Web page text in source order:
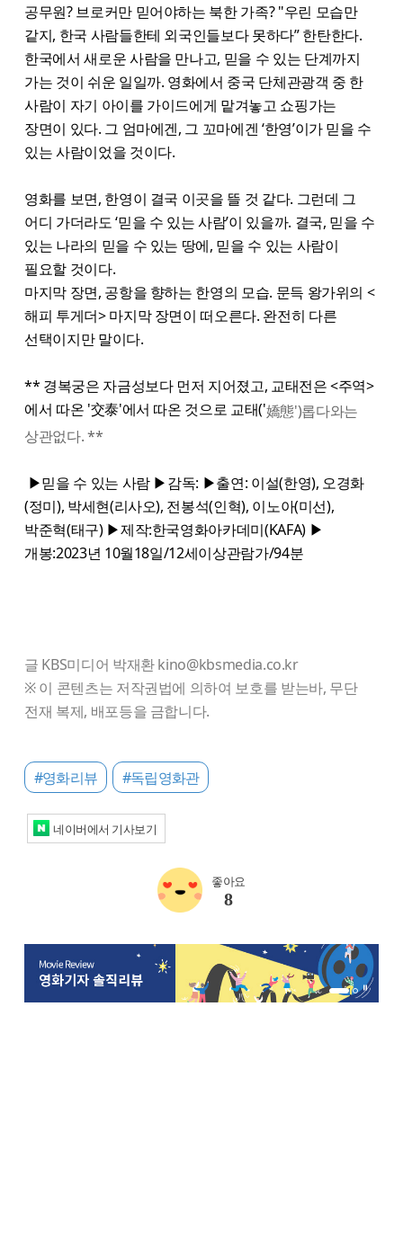
공무원? 브로커만 믿어야하는 북한 가족? "우린 모습만
같지, 한국 사람들한테 외국인들보다 못하다” 한탄한다.
한국에서 새로운 사람을 만나고, 믿을 수 있는 단계까지
가는 것이 쉬운 일일까. 영화에서 중국 단체관광객 중 한
사람이 자기 아이를 가이드에게 맡겨놓고 쇼핑가는
장면이 있다. 그 엄마에겐, 그 꼬마에겐 ‘한영’이가 믿을 수
있는 사람이었을 것이다.
영화를 보면, 한영이 결국 이곳을 뜰 것 같다. 그런데 그
어디 가더라도 ‘믿을 수 있는 사람’이 있을까. 결국, 믿을 수
있는 나라의 믿을 수 있는 땅에, 믿을 수 있는 사람이
필요할 것이다.
마지막 장면, 공항을 향하는 한영의 모습. 문득 왕가위의 <
해피 투게더> 마지막 장면이 떠오른다. 완전히 다른
선택이지만 말이다.
** 경복궁은 자금성보다 먼저 지어졌고, 교태전은 <주역>
에서 따온 '交泰'에서 따온 것으로 교태('嬌態')롭다와는
상관없다. **
▶믿을 수 있는 사람 ▶감독: ▶출연: 이설(한영), 오경화
(정미), 박세현(리사오), 전봉석(인혁), 이노아(미선),
박준혁(태구) ▶제작:한국영화아카데미(KAFA) ▶
개봉:2023년 10월18일/12세이상관람가/94분
글 KBS미디어 박재환 kino@kbsmedia.co.kr
※ 이 콘텐츠는 저작권법에 의하여 보호를 받는바, 무단
전재 복제, 배포등을 금합니다.
#영화리뷰 #독립영화관
네이버에서 기사보기
좋아요
8
1번 배너 보기
2번 배너 보기